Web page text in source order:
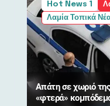
Hot News 1
Λαμία Τοπικά
Απάτη σε χωριό
«φτερά»